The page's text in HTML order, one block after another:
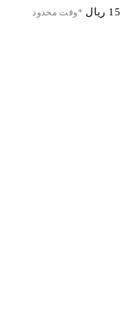
*وقت محدود